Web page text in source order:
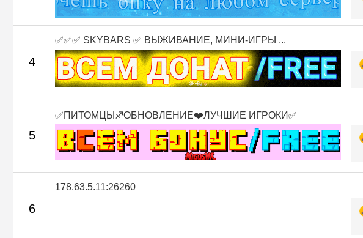
4
✅✅✅ SKYBARS ✅ ВЫЖИВАНИЕ, МИНИ-ИГРЫ ...
5
✅ПИТОМЦЫ♐ОБНОВЛЕНИЕ❤️ЛУЧШИЕ ИГРОКИ✅
6
178.63.5.11:26260